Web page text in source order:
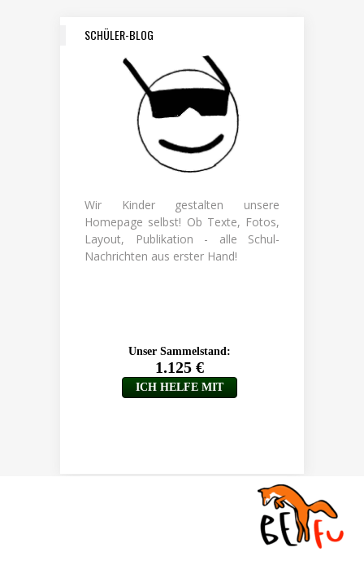
SCHÜLER-BLOG
Wir Kinder gestalten unsere
Homepage selbst! Ob Texte, Fotos,
Layout, Publikation - alle Schul-
Nachrichten aus erster Hand!